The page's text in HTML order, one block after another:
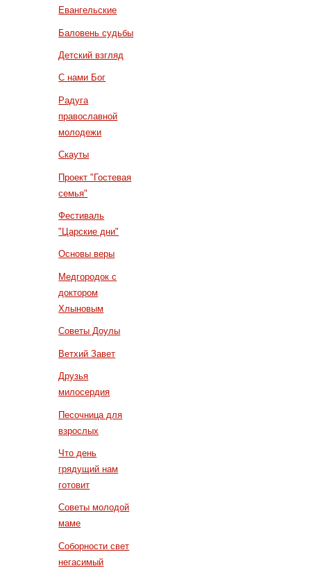
Евангельские
Баловень судьбы
Детский взгляд
С нами Бог
Радуга
православной
молодежи
Скауты
Проект "Гостевая
семья"
Фестиваль
"Царские дни"
Основы веры
Медгородок с
доктором
Хлыновым
Советы Доулы
Ветхий Завет
Друзья
милосердия
Песочница для
взрослых
Что день
грядущий нам
готовит
Советы молодой
маме
Соборности свет
негасимый